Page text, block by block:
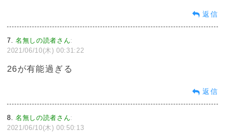
返信
7 名無しの読者さん:
2021/06/10(木) 00:31:22
26が有能過ぎる
返信
8 名無しの読者さん:
2021/06/10(木) 00:50:13